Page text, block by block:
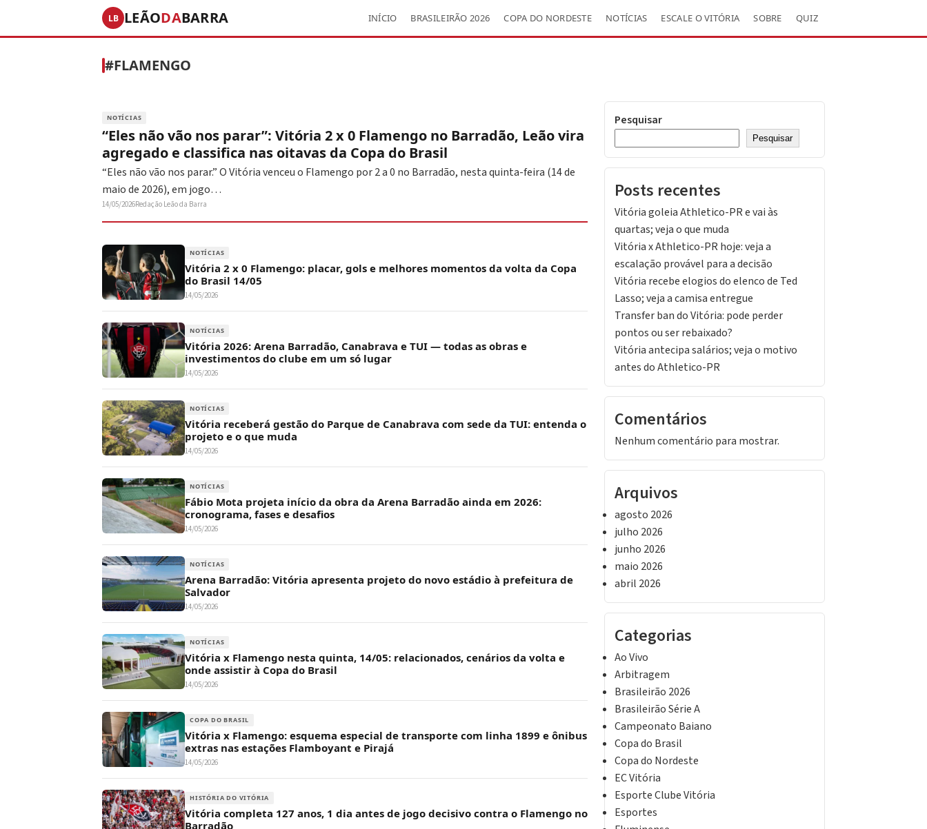
LB LEÃODABARRA INÍCIO BRASILEIRÃO 2026 COPA DO NORDESTE NOTÍCIAS ESCALE O VITÓRIA SOBRE QUIZ
#FLAMENGO
NOTÍCIAS
“Eles não vão nos parar”: Vitória 2 x 0 Flamengo no Barradão, Leão vira
agregado e classifica nas oitavas da Copa do Brasil
“Eles não vão nos parar.” O Vitória venceu o Flamengo por 2 a 0 no Barradão, nesta quinta-feira (14 de
maio de 2026), em jogo…
14/05/2026Redação Leão da Barra
NOTÍCIAS
Vitória 2 x 0 Flamengo: placar, gols e melhores momentos da volta da Copa
do Brasil 14/05
14/05/2026
NOTÍCIAS
Vitória 2026: Arena Barradão, Canabrava e TUI — todas as obras e
investimentos do clube em um só lugar
14/05/2026
NOTÍCIAS
Vitória receberá gestão do Parque de Canabrava com sede da TUI: entenda o
projeto e o que muda
14/05/2026
NOTÍCIAS
Fábio Mota projeta início da obra da Arena Barradão ainda em 2026:
cronograma, fases e desafios
14/05/2026
NOTÍCIAS
Arena Barradão: Vitória apresenta projeto do novo estádio à prefeitura de
Salvador
14/05/2026
NOTÍCIAS
Vitória x Flamengo nesta quinta, 14/05: relacionados, cenários da volta e
onde assistir à Copa do Brasil
14/05/2026
COPA DO BRASIL
Vitória x Flamengo: esquema especial de transporte com linha 1899 e ônibus
extras nas estações Flamboyant e Pirajá
14/05/2026
HISTÓRIA DO VITÓRIA
Vitória completa 127 anos, 1 dia antes de jogo decisivo contra o Flamengo no
Barradão
Pesquisar
Pesquisar
Posts recentes
Vitória goleia Athletico-PR e vai às
quartas; veja o que muda
Vitória x Athletico-PR hoje: veja a
escalação provável para a decisão
Vitória recebe elogios do elenco de Ted
Lasso; veja a camisa entregue
Transfer ban do Vitória: pode perder
pontos ou ser rebaixado?
Vitória antecipa salários; veja o motivo
antes do Athletico-PR
Comentários
Nenhum comentário para mostrar.
Arquivos
agosto 2026
julho 2026
junho 2026
maio 2026
abril 2026
Categorias
Ao Vivo
Arbitragem
Brasileirão 2026
Brasileirão Série A
Campeonato Baiano
Copa do Brasil
Copa do Nordeste
EC Vitória
Esporte Clube Vitória
Esportes